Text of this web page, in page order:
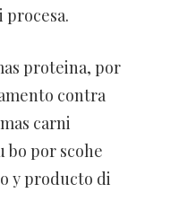
procesa.
proteina, por
contra
carni
bo por scohe
y producto di